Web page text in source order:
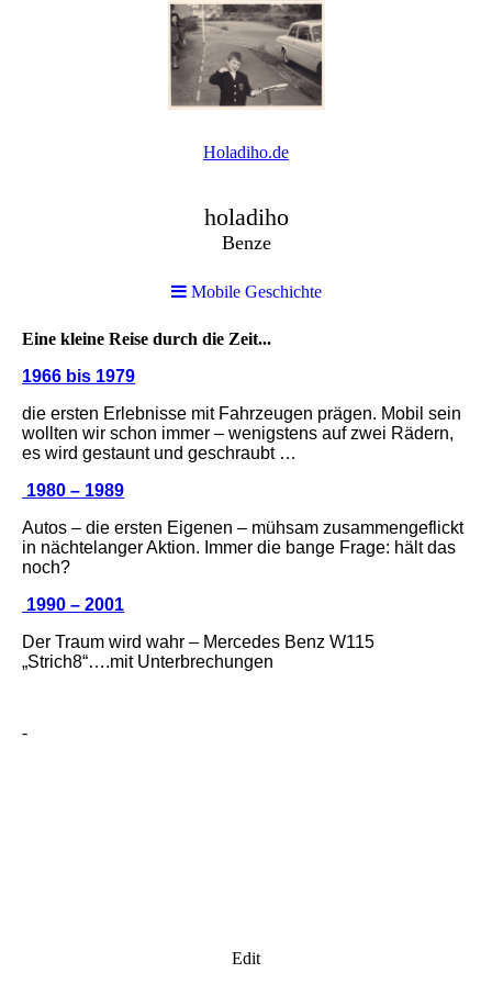
Holadiho.de
holadiho
Benze
Mobile Geschichte
Eine kleine Reise durch die Zeit...
1966 bis 1979
die ersten Erlebnisse mit Fahrzeugen prägen. Mobil sein
wollten wir schon immer – wenigstens auf zwei Rädern,
es wird gestaunt und geschraubt …
1980 – 1989
Autos – die ersten Eigenen – mühsam zusammengeflickt
in nächtelanger Aktion. Immer die bange Frage: hält das
noch?
1990 – 2001
Der Traum wird wahr – Mercedes Benz W115
„Strich8“….mit Unterbrechungen
-
Edit